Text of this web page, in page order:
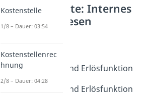
Weitere Inhalte: Internes
Rechnungswesen
Dauer: 03:23
Gewinnfunktion und Erlösfunktion
Dauer: 03:32
Gewinnfunktion und Erlösfunktion
Kostenstelle
1/8 – Dauer: 03:54
Kostenstellenrec
hnung
2/8 – Dauer: 04:28